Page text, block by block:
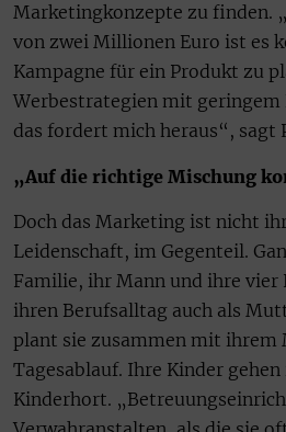
Marketingkonzepte zu finden.
von zwei Millionen Euro ist es
Kampagne für ein Produkt zu
Werbestrategien mit geringem
das fordert mich heraus“, sagt
„Auf die richtige Mischung
Doch das Marketing ist nicht
Leidenschaft, im Gegenteil.
Familie, ihr Mann und ihre vier
ihren Berufsalltag auch als
plant sie zusammen mit ihrem
Tagesablauf. Ihre Kinder
Kinderhort.